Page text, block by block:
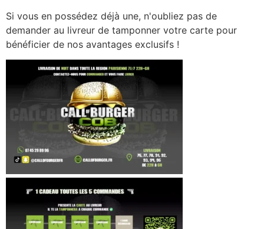
Si vous en possédez déjà une, n'oubliez pas de
demander au livreur de tamponner votre carte pour
bénéficier de nos avantages exclusifs !